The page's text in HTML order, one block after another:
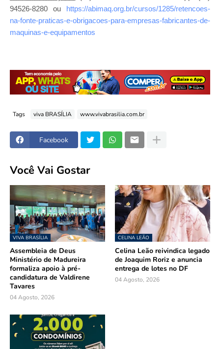
94526-8280 ou
https://abimaq.org.br/cursos/1285/retencoes-
na-fonte-praticas-e-obrigacoes-para-empresas-fabricantes-de-
maquinas-e-equipamentos
Tags viva BRASÍLIA www.vivabrasilia.com.br
Facebook
Você Vai Gostar
VIVA BRASÍLIA
Assembleia de Deus
Ministério de Madureira
formaliza apoio à pré-
candidatura de Valdirene
Tavares
04 Agosto, 2026
CELINA LEÃO
Celina Leão reivindica legado
de Joaquim Roriz e anuncia
entrega de lotes no DF
04 Agosto, 2026